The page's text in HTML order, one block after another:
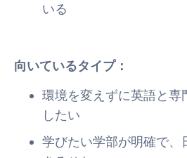
いる
向いているタイプ：
環境を変えずに英語と専
したい
学びたい学部が明確で、